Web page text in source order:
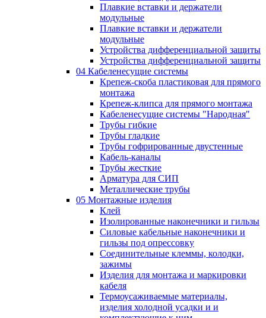
Плавкие вставки и держатели
модульные
Плавкие вставки и держатели
модульные
Устройства дифференциальной защиты
Устройства дифференциальной защиты
04 Кабеленесущие системы
Крепеж-скоба пластиковая для прямого
монтажа
Крепеж-клипса для прямого монтажа
Кабеленесущие системы "Народная"
Трубы гибкие
Трубы гладкие
Трубы гофрированные двустенные
Кабель-каналы
Трубы жесткие
Арматура для СИП
Металлические трубы
05 Монтажные изделия
Клей
Изолированные наконечники и гильзы
Силовые кабельные наконечники и
гильзы под опрессовку
Соединительные клеммы, колодки,
зажимы
Изделия для монтажа и маркировки
кабеля
Термоусаживаемые материалы,
изделия холодной усадки и и